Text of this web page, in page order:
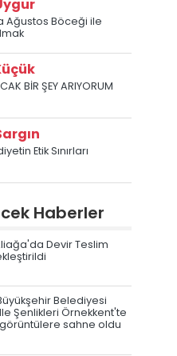
Ağustos Böceği ile
BİR ŞEY ARIYORUM
Etik Sınırları
Haberler
Devir Teslim
Belediyesi
Şenlikleri Örnekkent'te
sahne oldu